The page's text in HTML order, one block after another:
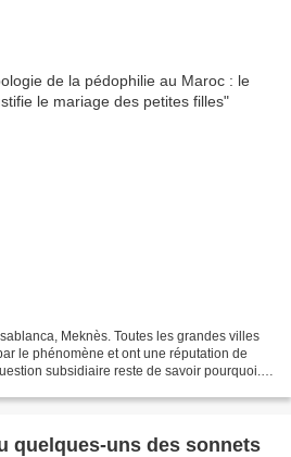
Meknès. Toutes les grandes villes
le phénomène et ont une réputation de
subsidiaire reste de savoir pourquoi.
quelques-uns des sonnets